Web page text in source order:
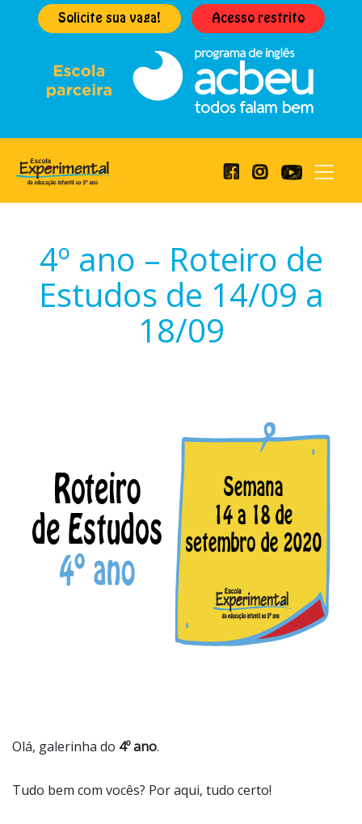
Solicite sua vaga! Acesso restrito
4º ano – Roteiro de
Estudos de 14/09 a
18/09
Olá, galerinha do 4º ano.
Tudo bem com vocês? Por aqui, tudo certo!